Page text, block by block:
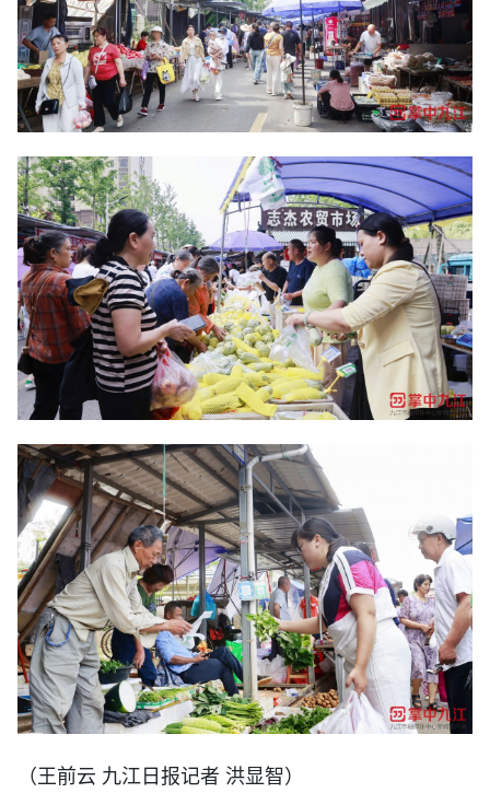
（王前云 九江日报记者 洪显智）